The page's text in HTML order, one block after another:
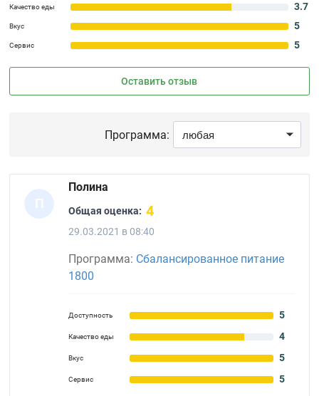
Качество еды 3.7
Вкус 5
Сервис 5
Оставить отзыв
Программа:
П
Полина
Общая оценка: 4
29.03.2021 в 08:40
Программа: Сбалансированное питание
1800
Доступность 5
Качество еды 4
Вкус 5
Сервис 5